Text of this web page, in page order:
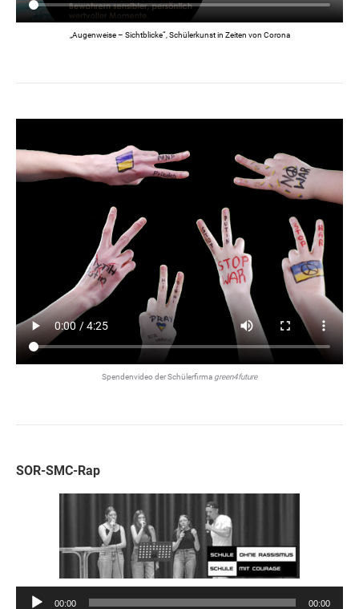
„Augenweise – Sichtblicke“, Schülerkunst in Zeiten von Corona
Spendenvideo der Schülerfirma green4future
SOR-SMC-Rap
Audio-
00:00 00:00